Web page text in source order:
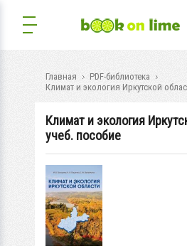
Главная
PDF-библиотека
Климат и экология Иркутской
Климат и экология
учеб. пособие